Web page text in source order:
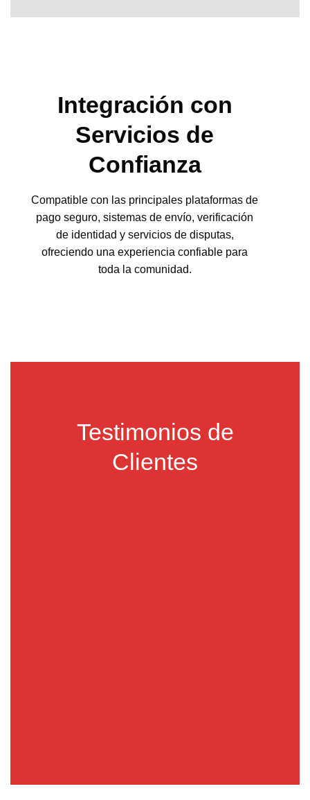
Integración con
Servicios de
Confianza
Compatible con las principales plataformas de
pago seguro, sistemas de envío, verificación
de identidad y servicios de disputas,
ofreciendo una experiencia confiable para
toda la comunidad.
Testimonios de
Clientes